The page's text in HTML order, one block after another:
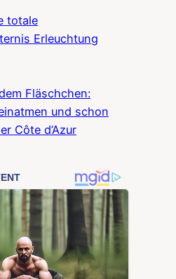
totale
Erleuchtung
Fläschchen:
und schon
Côte d’Azur